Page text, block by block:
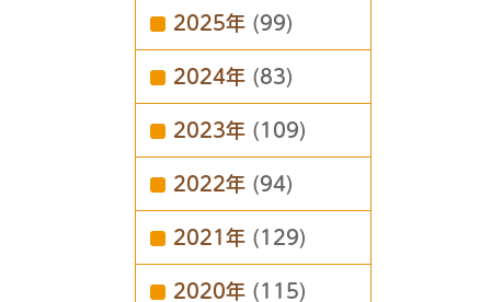
2025年 (99)
2024年 (83)
2023年 (109)
2022年 (94)
2021年 (129)
2020年 (115)